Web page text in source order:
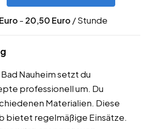
Euro - 20,50 Euro / Stunde
Nauheim setzt du
professionell um. Du
Materialien. Diese
bietet regelmäßige Einsätze.